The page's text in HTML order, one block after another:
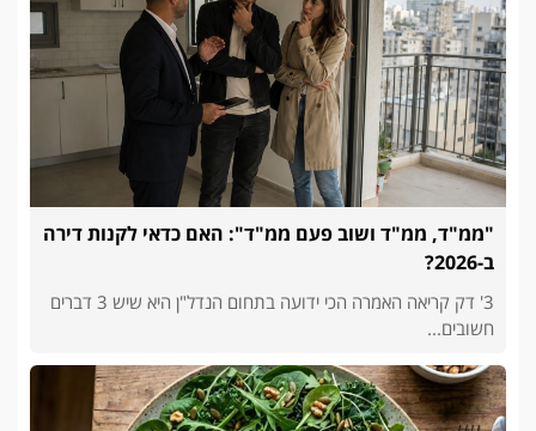
"ממ"ד, ממ"ד ושוב פעם ממ"ד": האם כדאי לקנות דירה
ב-2026?
3' דק קריאה האמרה הכי ידועה בתחום הנדל"ן היא שיש 3 דברים
חשובים...